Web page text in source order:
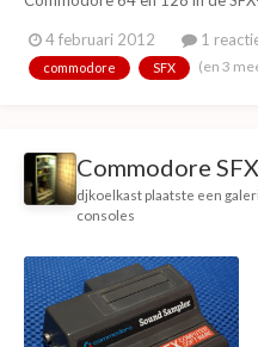
zelf was toen rond de 250DM).
toetsenbord van de C64/C128,
4 februari 2012 1
commodore SFX (en 3
Commodore
djkoelkast plaatste een
consoles